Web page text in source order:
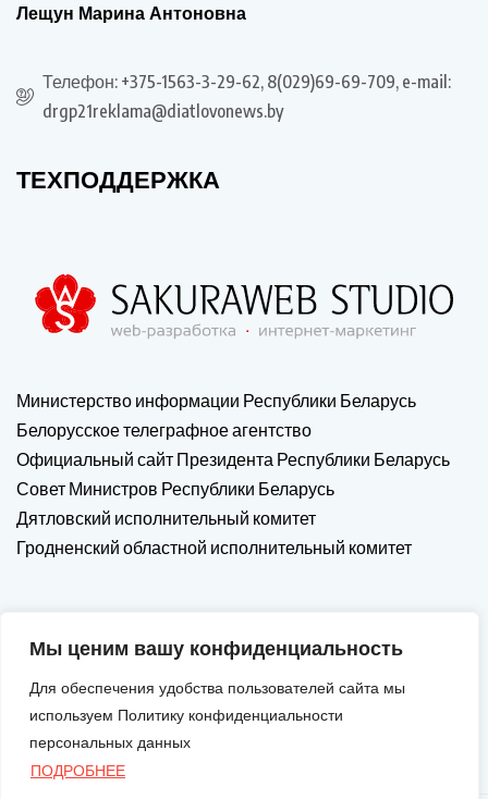
Мы ценим вашу конфиденциальность
Для обеспечения удобства пользователей сайта мы
используем Политику конфиденциальности
персональных данных
ПОДРОБНЕЕ
Лещун Марина Антоновна
Телефон: +375-1563-3-29-62, 8(029)69-69-709, e-mail:
drgp21reklama@diatlovonews.by
ТЕХПОДДЕРЖКА
Министерство информации Республики Беларусь
Белорусское телеграфное агентство
Официальный сайт Президента Республики Беларусь
Совет Министров Республики Беларусь
Дятловский исполнительный комитет
Гродненский областной исполнительный комитет